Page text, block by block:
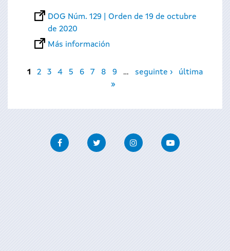
DOG Núm. 129 | Orden de 19 de octubre
de 2020
Más información
Páginas
1 2 3 4 5 6 7 8 9 … seguinte ›
última
»
FacebookTwitter InstagramYoutube